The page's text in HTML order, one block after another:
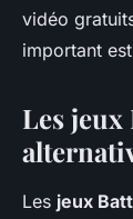
vidéo
important
Les jeux
Les jeux